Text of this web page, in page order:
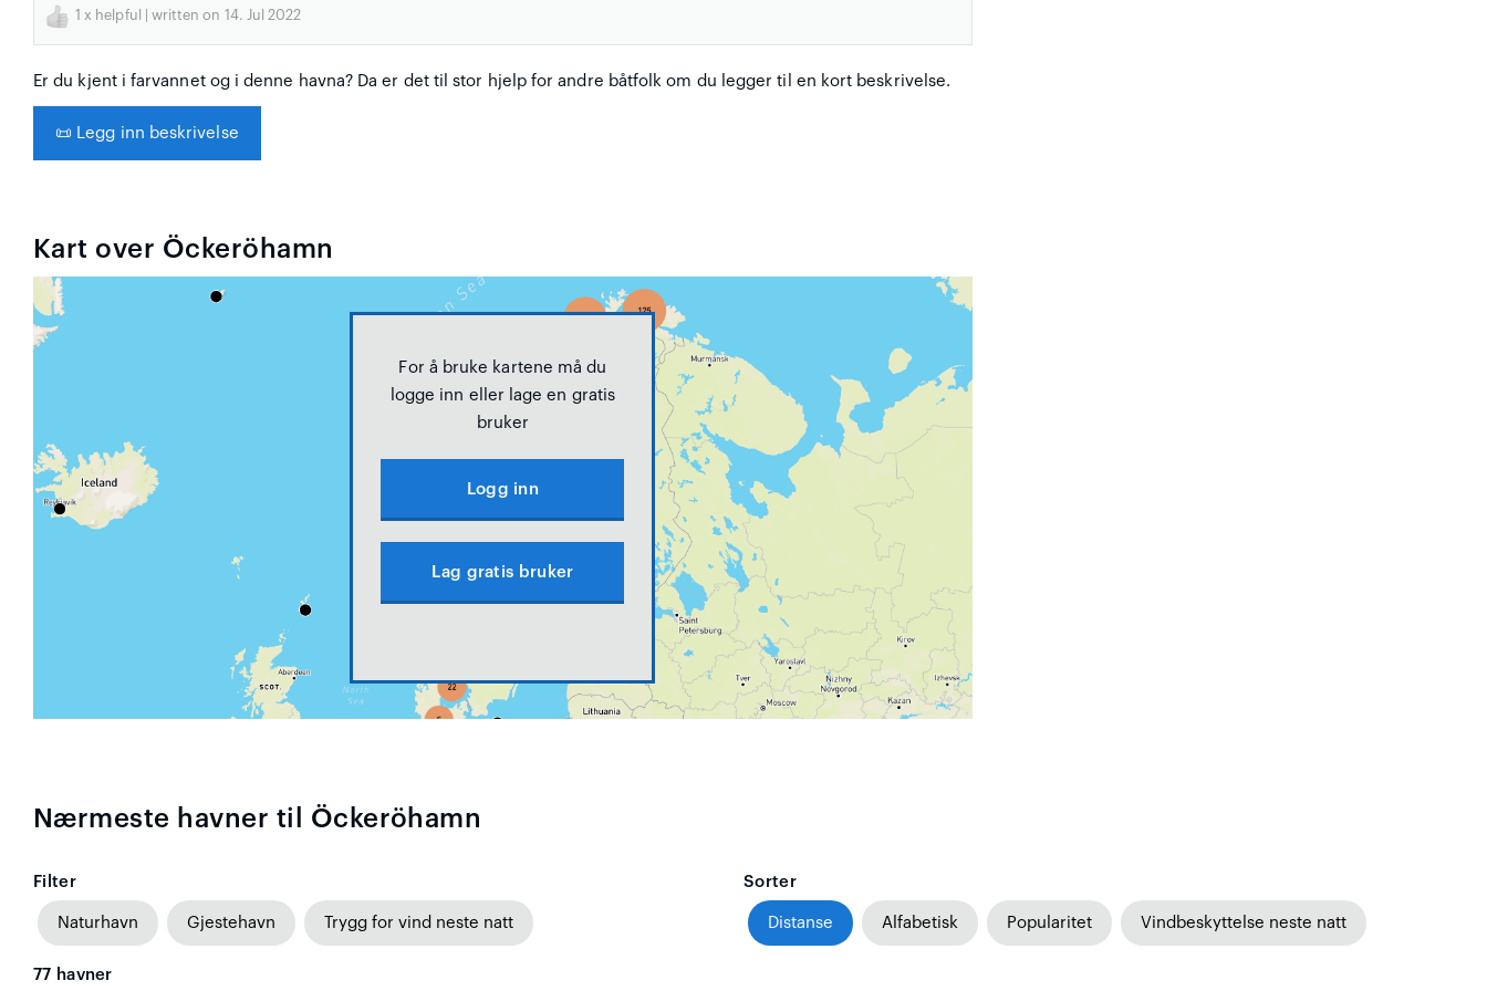
1 x helpful | written on 14. Jul 2022
Er du kjent i farvannet og i denne havna? Da er det til stor hjelp for andre båtfolk om du legger til en kort beskrivelse.
📜 Legg inn beskrivelse
Kart over Öckeröhamn
For å bruke kartene må du
logge inn eller lage en gratis
bruker
Logg inn
Lag gratis bruker
Nærmeste havner til Öckeröhamn
Filter
Naturhavn Gjestehavn Trygg for vind neste natt
Sorter
Distanse Alfabetisk Popularitet Vindbeskyttelse neste natt
77 havner